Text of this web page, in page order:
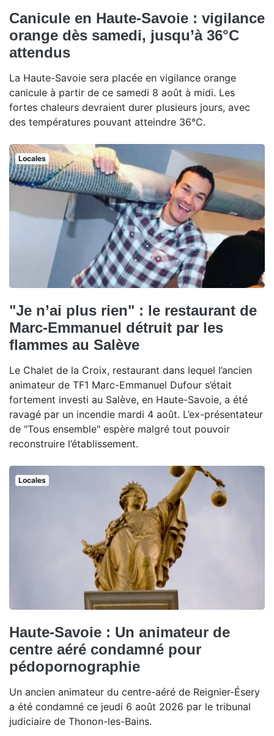
Canicule en Haute-Savoie : vigilance
orange dès samedi, jusqu’à 36°C
attendus
La Haute-Savoie sera placée en vigilance orange
canicule à partir de ce samedi 8 août à midi. Les
fortes chaleurs devraient durer plusieurs jours, avec
des températures pouvant atteindre 36°C.
Locales
"Je n’ai plus rien" : le restaurant de
Marc-Emmanuel détruit par les
flammes au Salève
Le Chalet de la Croix, restaurant dans lequel l’ancien
animateur de TF1 Marc-Emmanuel Dufour s’était
fortement investi au Salève, en Haute-Savoie, a été
ravagé par un incendie mardi 4 août. L’ex-présentateur
de "Tous ensemble" espère malgré tout pouvoir
reconstruire l’établissement.
Locales
Haute-Savoie : Un animateur de
centre aéré condamné pour
pédopornographie
Un ancien animateur du centre-aéré de Reignier-Ésery
a été condamné ce jeudi 6 août 2026 par le tribunal
judiciaire de Thonon-les-Bains.